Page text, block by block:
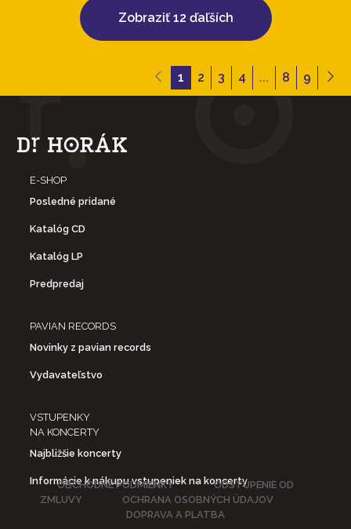
Zobraziť 12 ďaľších
1 2 3 4 ... 8 9
E-SHOP
Posledné pridané
Katalóg CD
Katalóg LP
Predpredaj
PAVIAN RECORDS
Novinky z pavian records
Vydavateľstvo
VSTUPENKY
NA KONCERTY
Najbližšie koncerty
Informácie k nákupu vstupeniek na koncerty
OBCHODNÉ PODMIENKY
ODSTÚPENIE OD
ZMLUVY
OCHRANA OSOBNÝCH ÚDAJOV
DOPRAVA A PLATBA